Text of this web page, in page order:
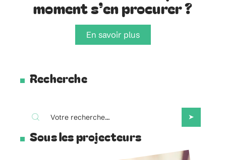
moment s’en procurer ?
En savoir plus
Recherche
Sous les projecteurs